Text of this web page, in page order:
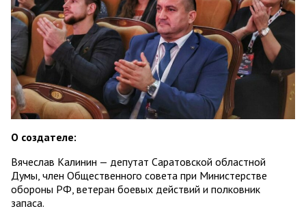
О создателе:
Вячеслав Калинин — депутат Саратовской областной
Думы, член Общественного совета при Министерстве
обороны РФ, ветеран боевых действий и полковник
запаса.